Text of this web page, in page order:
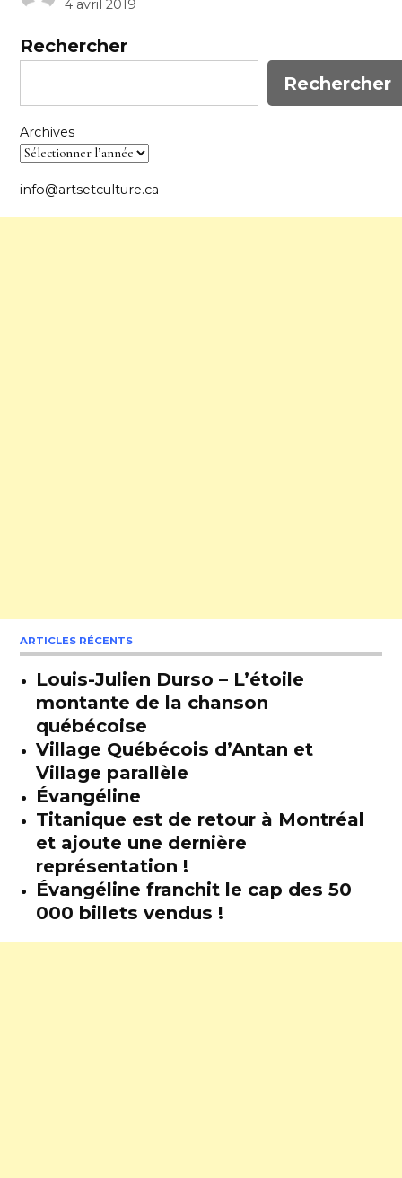
4 avril 2019
Rechercher
Rechercher
Archives
info@artsetculture.ca
ARTICLES RÉCENTS
Louis-Julien Durso – L’étoile
montante de la chanson
québécoise
Village Québécois d’Antan et
Village parallèle
Évangéline
Titanique est de retour à Montréal
et ajoute une dernière
représentation !
Évangéline franchit le cap des 50
000 billets vendus !